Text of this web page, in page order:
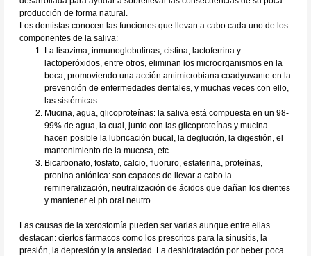
producción de forma natural.
Los dentistas conocen las funciones que llevan a cabo cada uno de los
componentes de la saliva:
La lisozima, inmunoglobulinas, cistina, lactoferrina y
lactoperóxidos, entre otros, eliminan los microorganismos en la
boca, promoviendo una acción antimicrobiana coadyuvante en la
prevención de enfermedades dentales, y muchas veces con ello,
las sistémicas.
Mucina, agua, glicoproteínas: la saliva está compuesta en un 98-
99% de agua, la cual, junto con las glicoproteínas y mucina
hacen posible la lubricación bucal, la deglución, la digestión, el
mantenimiento de la mucosa, etc.
Bicarbonato, fosfato, calcio, fluoruro, estaterina, proteínas,
pronina aniónica: son capaces de llevar a cabo la
remineralización, neutralización de ácidos que dañan los dientes
y mantener el ph oral neutro.
Las causas de la xerostomía pueden ser varias aunque entre ellas
destacan: ciertos fármacos como los prescritos para la sinusitis, la
presión, la depresión y la ansiedad. La deshidratación por beber poca